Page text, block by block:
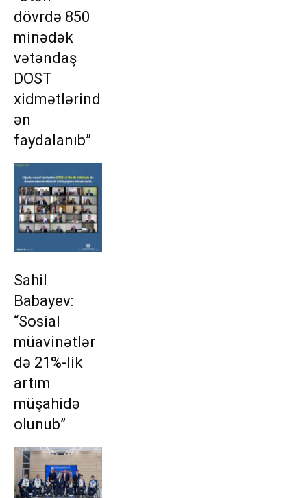
dövrdə 850
minədək
vətəndaş
DOST
xidmətlərind
ən
faydalanıb”
Sahil
Babayev:
“Sosial
müavinətlər
də 21%-lik
artım
müşahidə
olunub”